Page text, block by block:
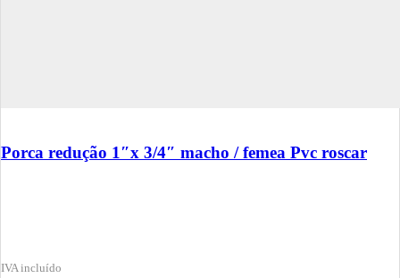
Porca redução 1″x 3/4″ macho / femea Pvc roscar